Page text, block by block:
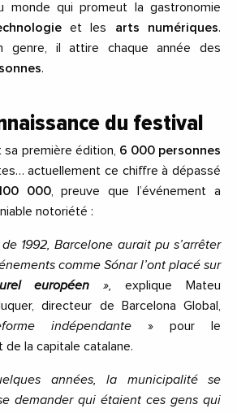
monde qui promeut la gastronomie
et les arts numériques.
genre, il attire chaque année des
.
du festival
sa première édition, 6 000 personnes
actuellement ce chiffre à dépassé
000, preuve que l’événement a
notoriété :
1992, Barcelone aurait pu s’arrêter
comme Sónar l’ont placé sur
européen »,explique Mateu
directeur de Barcelona Global,
indépendante » pour le
la capitale catalane.
années, la municipalité se
demander qui étaient ces gens qui